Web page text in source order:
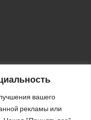
вашего
рекламы или